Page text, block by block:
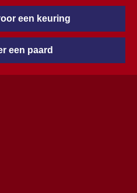
een keuring
een paard